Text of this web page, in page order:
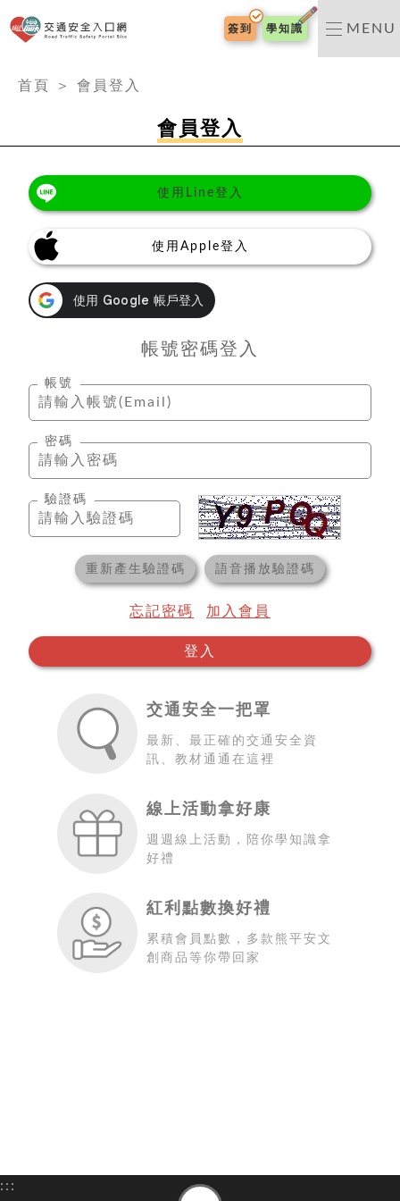
交通安全入口網
簽到 學知識 MENU
首頁
＞ 會員登入
會員登入
交通安全一把罩
最新、最正確的交通安全資
訊、教材通通在這裡
線上活動拿好康
週週線上活動，陪你學知識拿
好禮
紅利點數換好禮
累積會員點數，多款熊平安文
創商品等你帶回家
使用Line登入
使用Apple登入
帳號密碼登入
帳號
密碼
驗證碼
重新產生驗證碼 語音播放驗證碼
忘記密碼 加入會員
登入
:::